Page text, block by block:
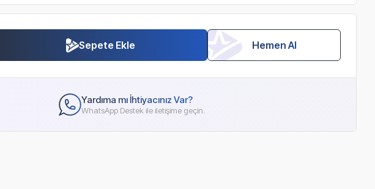
Sepete Ekle Hemen Al
Yardıma mı İhtiyacınız Var?
WhatsApp Destek ile iletişime geçin.